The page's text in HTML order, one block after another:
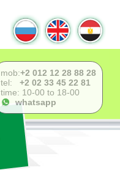
mob:+2 012 12 28 88 28
tel:
+2 02 33 45 22 81
time: 10-00 to 18-00
whatsapp